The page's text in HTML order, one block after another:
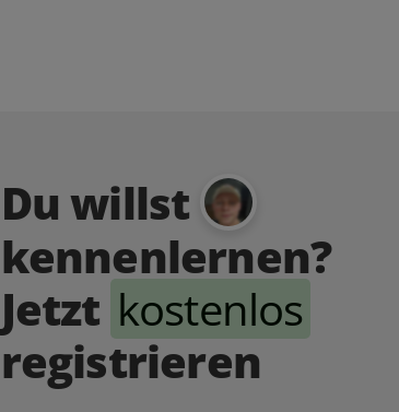
Du willst
kennenlernen?
Jetzt kostenlos
registrieren